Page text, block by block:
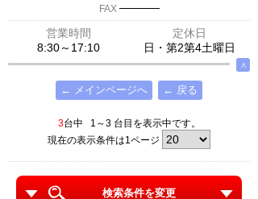
FAX ─────
営業時間
定休日
8:30～17:10
日・第2第4土曜日
∧
← メインページへ ← 戻る
3台中 1～3 台目を表示中です。
現在の表示条件は1ページ
検索条件を変更